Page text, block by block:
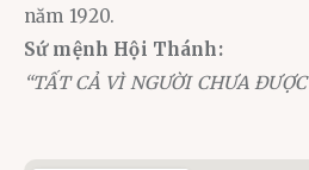
năm 1920.
Sứ mệnh Hội Thánh:
“TẤT CẢ VÌ NGƯỜI CHƯA ĐƯỢC